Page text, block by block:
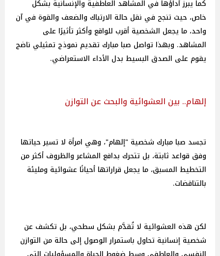
كما يبرز أداؤها في المشاهد العاطفية والإنسانية بشكل
خاص، حيث تنجح في نقل حالة الارتباك والضعف والقوة في آن
واحد، ما يجعل الشخصية أقرب للواقع وأكثر تأثيرًا على
المشاهد. وبهذا تواصل صبا مبارك تقديم نموذج تمثيلي ناضج
يقوم على الصدق البسيط بدل الأداء الاستعراضي.
إلهام.. بين العشوائية والبحث عن التوازن
تجسد صبا مبارك شخصية "إلهام"، وهي امرأة لا تسير حياتها
وفق قواعد ثابتة، بل تتحرك بدافع المشاعر والظروف أكثر من
التخطيط المسبق، ما يجعل قراراتها أحيانًا عشوائية ومليئة
بالتناقضات.
لكن هذه العشوائية لا تُقدَّم بشكل سطحي، بل تكشف عن
شخصية إنسانية تحاول باستمرار الوصول إلى حالة من التوازن